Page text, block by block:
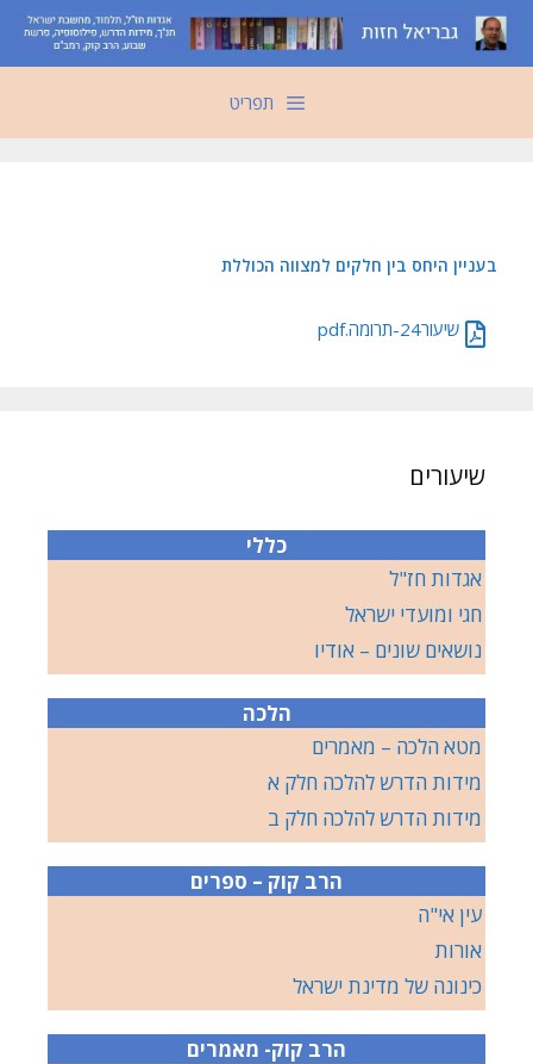
לדלג
לתוכן
תפריט
בעניין היחס בין חלקים למצווה הכוללת
שיעור24-תרומה.pdf
שיעורים
כללי
אגדות חז"ל
חגי ומועדי ישראל
נושאים שונים – אודיו
הלכה
מטא הלכה – מאמרים
מידות הדרש להלכה חלק א
מידות הדרש להלכה חלק ב
הרב קוק – ספרים
עין אי"ה
אורות
כינונה של מדינת ישראל
הרב קוק- מאמרים